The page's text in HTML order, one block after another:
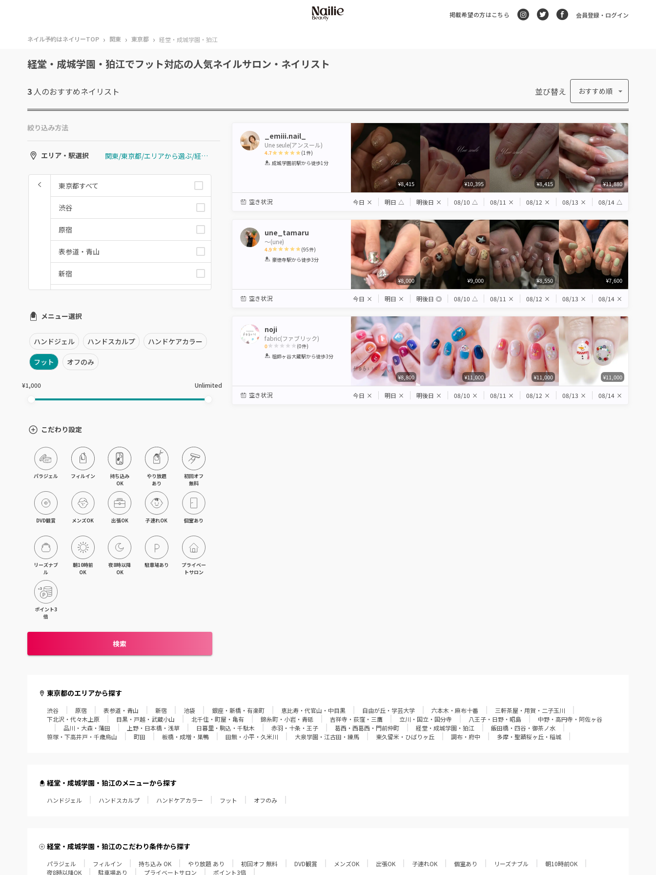
掲載希望の方はこちら 会員登録・ログイン
ネイル予約はネイリーTOP › 関東 › 東京都 › 経堂・成城学園・狛江
経堂・成城学園・狛江でフット対応の人気ネイルサロン・ネイリスト
3 人のおすすめネイリスト 並び替え おすすめ順
絞り込み方法
エリア・駅選択 関東/東京都/エリアから選ぶ/経堂・成城学園・狛江
東京都すべて
渋谷
原宿
表参道・青山
新宿
銀座・新橋・有楽町
恵比寿・代官山・中目黒
自由が丘・学芸大学
下北沢・代々木上原
目黒・戸越・武蔵小山
北千住・町屋・亀有
錦糸町・小岩・青砥
吉祥寺・荻窪・三鷹
立川・国立・国分寺
八王子・日野・昭島
日暮里・駒込・千駄木
葛西・西葛西・門前仲町
経堂・成城学園・狛江
飯田橋・四谷・御茶ノ水
町田
板橋・成増・巣鴨
大泉学園・江古田・練馬
東久留米・ひばりヶ丘
メニュー選択
ハンドジェル ハンドスカルプ ハンドケアカラー
フット オフのみ
¥1,000 Unlimited
こだわり設定
パラジェル フィルイン
持ち込み
OK
やり放題
あり
初回オフ
無料
DVD観賞 メンズOK 出張OK 子連れOK 個室あり
リーズナブ
ル
朝10時前
OK
夜8時以降
OK
駐車場あり
プライベー
トサロン
ポイント3
倍
検索
_emiii.nail_
Une seule(アンスール)
4.7
1 2 3 4 5
(1件)
成城学園前駅から徒歩1分
¥8,415 ¥10,395 ¥8,415 ¥11,880
空き状況 今日 × 明日 △ 明後日 × 08/10 △ 08/11 × 08/12 × 08/13 × 08/14 △
une_tamaru
〜(une)
4.9
1 2 3 4 5
(95件)
豪徳寺駅から徒歩3分
¥8,000 ¥9,000 ¥8,550 ¥7,600
空き状況 今日 × 明日 × 明後日 ◎ 08/10 △ 08/11 × 08/12 × 08/13 × 08/14 ×
noji
fabric(ファブリック)
0
1 2 3 4 5
(0件)
祖師ヶ谷大蔵駅から徒歩3分
¥8,800 ¥11,000 ¥11,000 ¥11,000
空き状況 今日 × 明日 × 明後日 × 08/10 × 08/11 × 08/12 × 08/13 × 08/14 ×
東京都のエリアから探す
渋谷 原宿 表参道・青山 新宿 池袋 銀座・新橋・有楽町 恵比寿・代官山・中目黒 自由が丘・学芸大学 六本木・麻布十番
三軒茶屋・用賀・二子玉川
下北沢・代々木上原
目黒・戸越・武蔵小山 北千住・町屋・亀有 錦糸町・小岩・青砥 吉祥寺・荻窪・三鷹 立川・国立・国分寺 八王子・日野・昭島
中野・高円寺・阿佐ヶ谷
品川・大森・蒲田
上野・日本橋・浅草 日暮里・駒込・千駄木 赤羽・十条・王子 葛西・西葛西・門前仲町 経堂・成城学園・狛江
飯田橋・四谷・御茶ノ水
笹塚・下高井戸・千歳烏山
町田 板橋・成増・巣鴨 田無・小平・久米川 大泉学園・江古田・練馬 東久留米・ひばりヶ丘 調布・府中 多摩・聖蹟桜ヶ丘・稲城
経堂・成城学園・狛江のメニューから探す
ハンドジェル ハンドスカルプ ハンドケアカラー フット オフのみ
経堂・成城学園・狛江のこだわり条件から探す
パラジェル フィルイン 持ち込み OK やり放題 あり 初回オフ 無料 DVD観賞 メンズOK 出張OK 子連れOK 個室あり リーズナブル
朝10時前OK
夜8時以降OK
駐車場あり プライベートサロン ポイント3倍